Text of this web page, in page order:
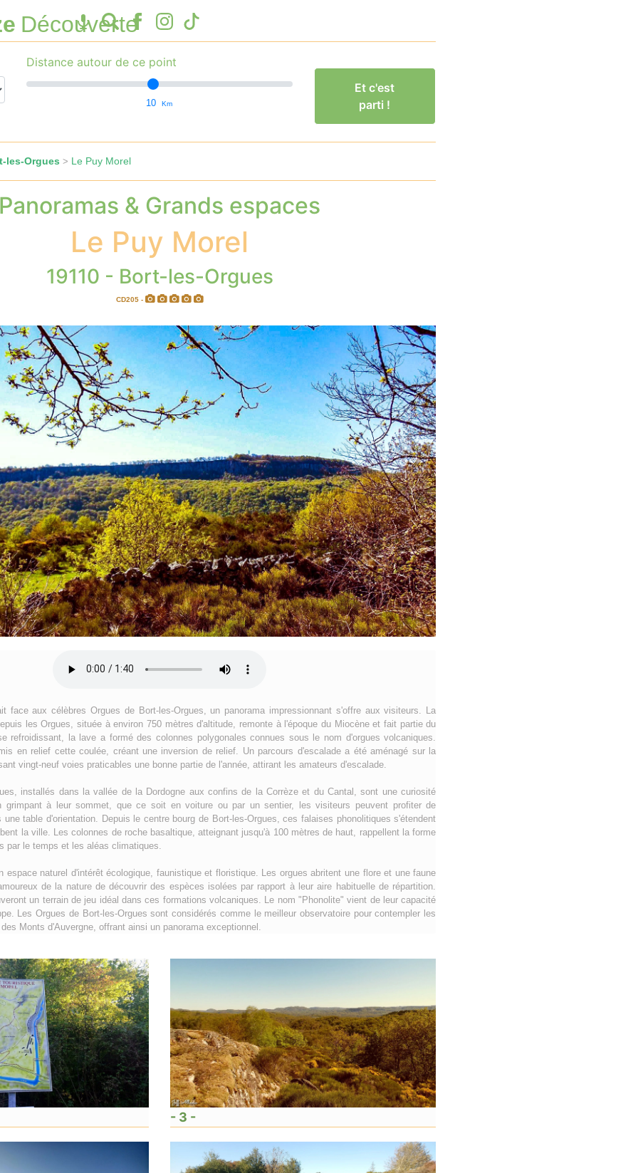
Découverte
Distance autour de ce point
10 Km
Et c'est
parti !
les-Orgues > Le Puy Morel
& Grands espaces
Le Puy Morel
19110 - Bort-les-Orgues
CD205 -
face aux célèbres Orgues de Bort-les-Orgues, un panorama impressionnant s'offre aux visiteurs. La
les Orgues, située à environ 750 mètres d'altitude, remonte à l'époque du Miocène et fait partie du
refroidissant, la lave a formé des colonnes polygonales connues sous le nom d'orgues volcaniques.
en relief cette coulée, créant une inversion de relief. Un parcours d'escalade a été aménagé sur la
vingt-neuf voies praticables une bonne partie de l'année, attirant les amateurs d'escalade.
installés dans la vallée de la Dordogne aux confins de la Corrèze et du Cantal, sont une curiosité
grimpant à leur sommet, que ce soit en voiture ou par un sentier, les visiteurs peuvent profiter de
une table d'orientation. Depuis le centre bourg de Bort-les-Orgues, ces falaises phonolitiques s'étendent
la ville. Les colonnes de roche basaltique, atteignant jusqu'à 100 mètres de haut, rappellent la forme
par le temps et les aléas climatiques.
espace naturel d'intérêt écologique, faunistique et floristique. Les orgues abritent une flore et une faune
de la nature de découvrir des espèces isolées par rapport à leur aire habituelle de répartition.
un terrain de jeu idéal dans ces formations volcaniques. Le nom "Phonolite" vient de leur capacité
Les Orgues de Bort-les-Orgues sont considérés comme le meilleur observatoire pour contempler les
Monts d'Auvergne, offrant ainsi un panorama exceptionnel.
- 3 -